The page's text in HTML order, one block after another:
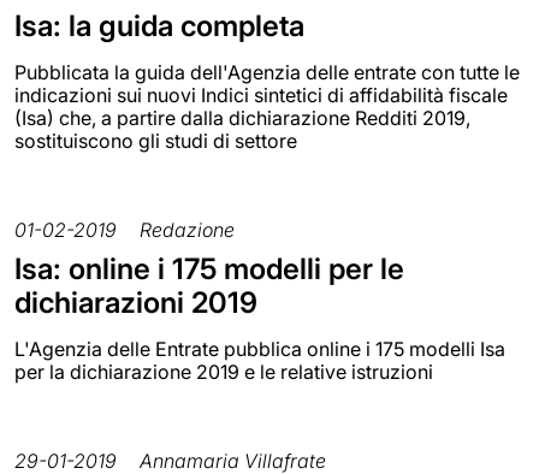
Isa: la guida completa
Pubblicata la guida dell'Agenzia delle entrate con tutte le
indicazioni sui nuovi Indici sintetici di affidabilità fiscale
(Isa) che, a partire dalla dichiarazione Redditi 2019,
sostituiscono gli studi di settore
01-02-2019 Redazione
Isa: online i 175 modelli per le
dichiarazioni 2019
L'Agenzia delle Entrate pubblica online i 175 modelli Isa
per la dichiarazione 2019 e le relative istruzioni
29-01-2019 Annamaria Villafrate